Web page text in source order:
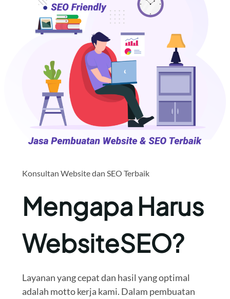
Konsultan Website dan SEO Terbaik
Mengapa Harus
WebsiteSEO?
Layanan yang cepat dan hasil yang optimal
adalah motto kerja kami. Dalam pembuatan